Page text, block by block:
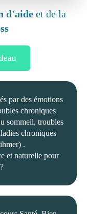
d'aide et de la
par des émotions
chroniques
sommeil, troubles
chroniques
.
et naturelle pour